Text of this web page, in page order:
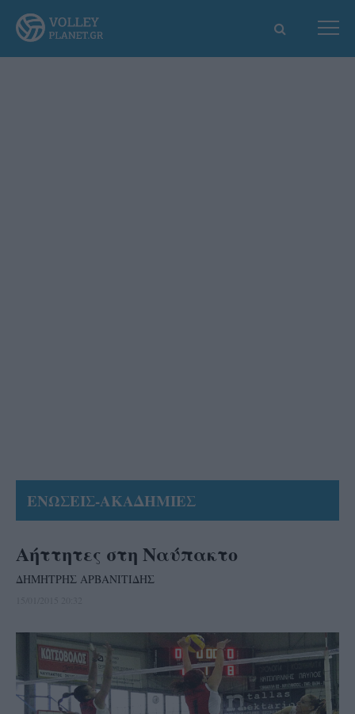
ΕΝΩΣΕΙΣ-ΑΚΑΔΗΜΙΕΣ
Αήττητες στη Ναύπακτο
ΔΗΜΗΤΡΗΣ ΑΡΒΑΝΙΤΙΔΗΣ